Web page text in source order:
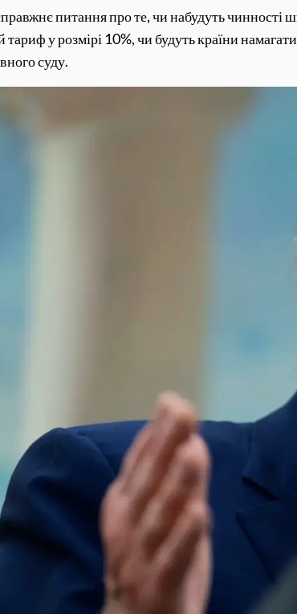
питання про те, чи набудуть чинності
тариф у розмірі 10%, чи будуть країни
суду.